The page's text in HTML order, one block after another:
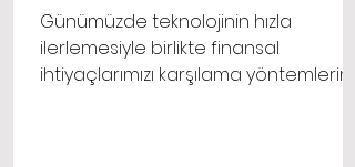
Günümüzde teknolojinin hızla
ilerlemesiyle birlikte finansal
ihtiyaçlarımızı karşılama yöntemlerimiz